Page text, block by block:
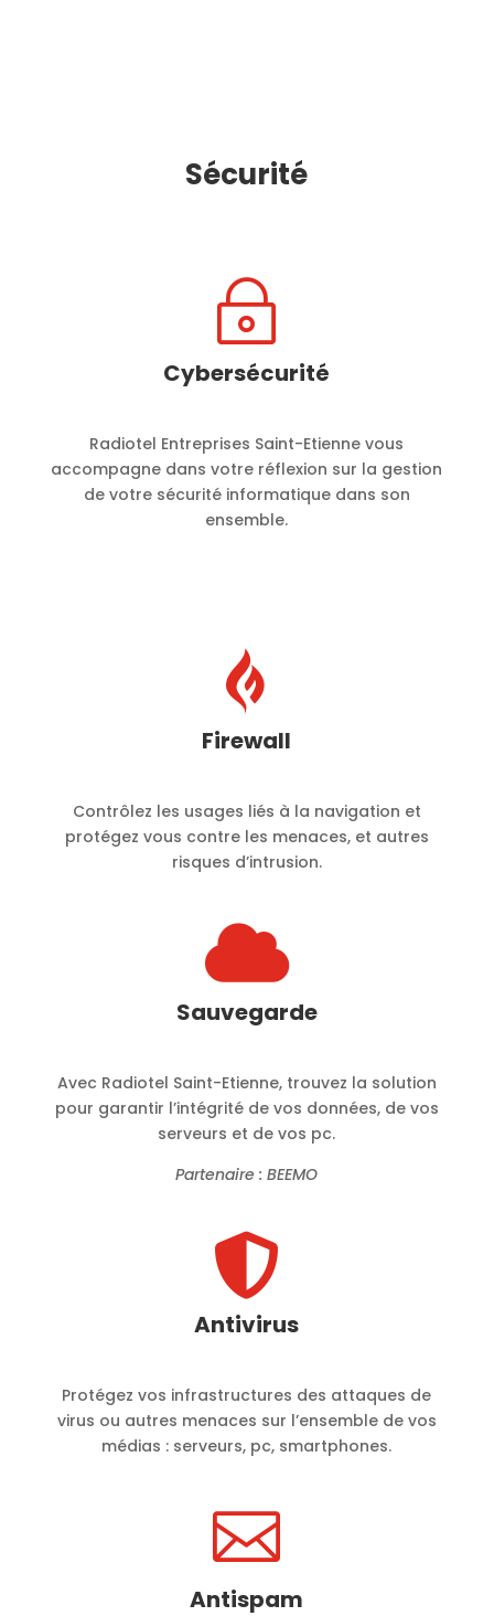
Sécurité
~
Cybersécurité
Radiotel Entreprises Saint-Etienne vous
accompagne dans votre réflexion sur la gestion
de votre sécurité informatique dans son
ensemble.

Firewall
Contrôlez les usages liés à la navigation et
protégez vous contre les menaces, et autres
risques d’intrusion.

Sauvegarde
Avec Radiotel Saint-Etienne, trouvez la solution
pour garantir l’intégrité de vos données, de vos
serveurs et de vos pc.
Partenaire : BEEMO

Antivirus
Protégez vos infrastructures des attaques de
virus ou autres menaces sur l’ensemble de vos
médias : serveurs, pc, smartphones.

Antispam